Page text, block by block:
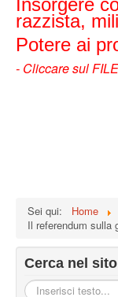
Insorgere
razzista,
Potere ai
- Cliccare sul
Sei qui: Home
Il referendum sulla
Cerca nel